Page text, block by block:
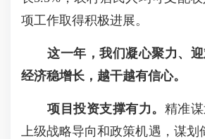
项工作取得积极进展。
这一年，我们凝心聚力、
经济稳增长，越干越有信心。
项目投资支撑有力。 精准
上级战略导向和政策机遇，谋划